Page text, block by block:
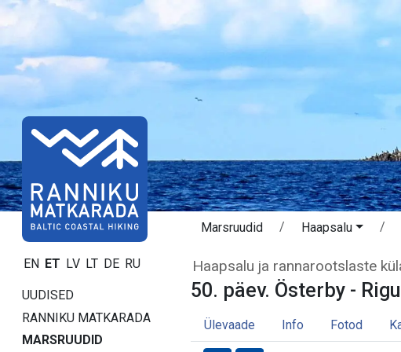
EN ET LV LT DE RU
UUDISED
RANNIKU MATKARADA
MARSRUUDID
Marsruudid Haapsalu
Päev 50. Österby -
Haapsalu ja rannarootslaste
50. päev. Österby -
Ülevaade Info Fotod